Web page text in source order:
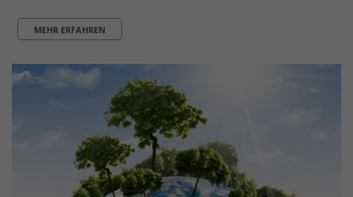
MEHR ERFAHREN